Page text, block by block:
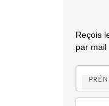
Reçois
par mail